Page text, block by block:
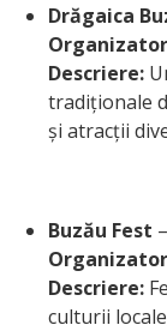
Drăgaica
Descriere:
tradiționale
și atracții
Buzău Fest –
Descriere:
culturii